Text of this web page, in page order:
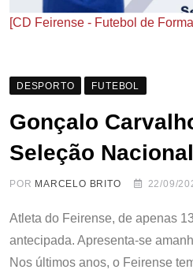
[CD Feirense - Futebol de
DESPORTO FUTEBOL
Gonçalo
Seleção
POR MARCELO BRITO 22/09/
Atleta do Feirense, de apenas
antecipada. Apresenta-se
Nos últimos anos, o Feirense